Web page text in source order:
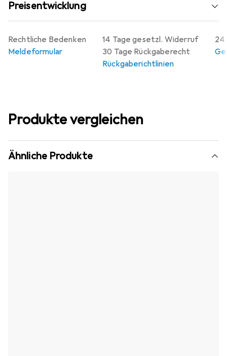
Preisentwicklung
14 Tage gesetzl. Widerruf
30 Tage Rückgaberecht
Rückgaberichtlinien
24
Rechtliche Bedenken
Meldeformular
Produkte vergleichen
Ähnliche Produkte